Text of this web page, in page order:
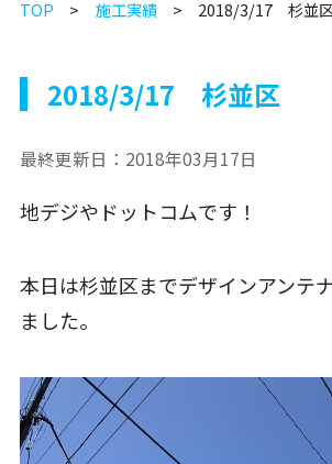
TOP 施工実績 2018/3/17 杉並
2018/3/17 杉並区
最終更新日： 2018年03月17日
地デジやドットコムです！
本日は杉並区までデザインアンテ
ました。